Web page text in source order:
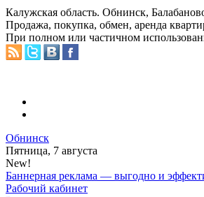
Калужская область. Обнинск,
Продажа, покупка, обмен, аренда
При полном или частичном
Обнинск
Пятница, 7 августа
New!
Баннерная реклама — выгодно и
Рабочий кабинет